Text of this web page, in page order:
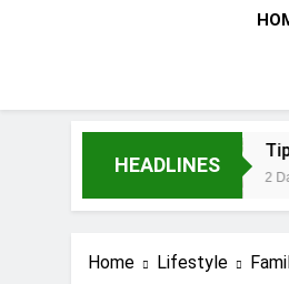
HEADLINES
Tips
Home Lifestyle